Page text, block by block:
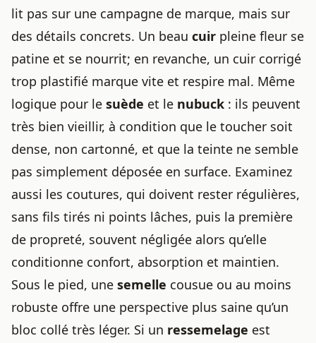
lit pas sur une campagne de marque, mais sur
des détails concrets. Un beau cuir pleine fleur se
patine et se nourrit; en revanche, un cuir corrigé
trop plastifié marque vite et respire mal. Même
logique pour le suède et le nubuck : ils peuvent
très bien vieillir, à condition que le toucher soit
dense, non cartonné, et que la teinte ne semble
pas simplement déposée en surface. Examinez
aussi les coutures, qui doivent rester régulières,
sans fils tirés ni points lâches, puis la première
de propreté, souvent négligée alors qu’elle
conditionne confort, absorption et maintien.
Sous le pied, une semelle cousue ou au moins
robuste offre une perspective plus saine qu’un
bloc collé très léger. Si un ressemelage est